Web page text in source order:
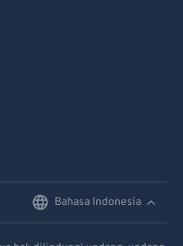
Bahasa Indonesia